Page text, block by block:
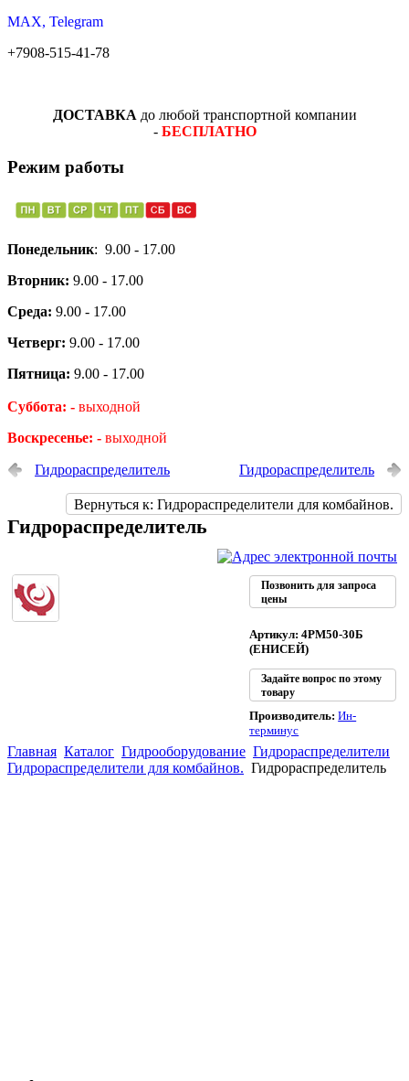
MAX, Telegram
+7908-515-41-78
ДОСТАВКА до любой транспортной компании
- БЕСПЛАТНО
Режим работы
Понедельник: 9.00 - 17.00
Вторник: 9.00 - 17.00
Среда: 9.00 - 17.00
Четверг: 9.00 - 17.00
Пятница: 9.00 - 17.00
Суббота: - выходной
Воскресенье: - выходной
Гидрораспределитель Гидрораспределитель
Вернуться к: Гидрораспределители для комбайнов.
Гидрораспределитель
Позвонить для запроса
цены
Артикул: 4РМ50-30Б
(ЕНИСЕЙ)
Задайте вопрос по этому
товару
Производитель:Ин-
терминус
Главная Каталог Гидрооборудование Гидрораспределители
Гидрораспределители для комбайнов. Гидрораспределитель